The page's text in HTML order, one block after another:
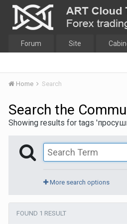
Forum Site
Home Search
Search the
Showing results for tags
More search options
FOUND 1 RESULT